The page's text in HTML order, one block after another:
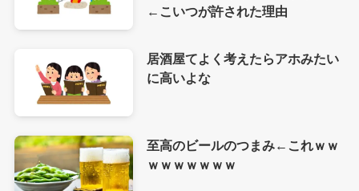
←こいつが許された理由
居酒屋てよく考えたらアホみたい
に高いよな
至高のビールのつまみ←これｗｗ
ｗｗｗｗｗｗｗ